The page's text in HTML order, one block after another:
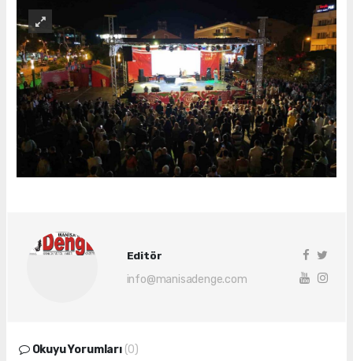
Editör
info@manisadenge.com
Okuyu Yorumları (0)